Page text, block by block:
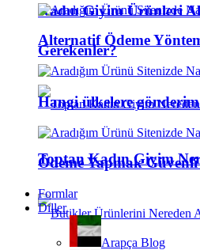
Kadın Giyim Ürünleri
Gerekenler?
Toptan Kadın Giyim
Alternatif Ödeme
Hangi ülkelere
Ödeme Yapmak
Formlar
Diller
Arapça Blog